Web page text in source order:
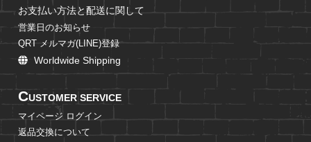
お支払い方法と配送に関して
営業日のお知らせ
QRT メルマガ(LINE)登録
Worldwide Shipping
CUSTOMER SERVICE
マイページ ログイン
返品交換について